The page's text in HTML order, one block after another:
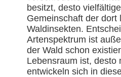
besitzt, desto
Gemeinschaft der dort
Waldinsekten.
Artenspektrum ist
der Wald schon
Lebensraum ist, desto
entwickeln sich in